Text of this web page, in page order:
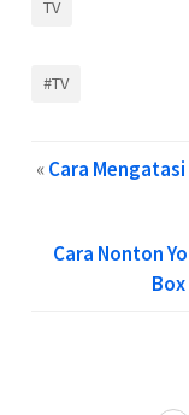
TV
#TV
«Cara
Cara Nonton